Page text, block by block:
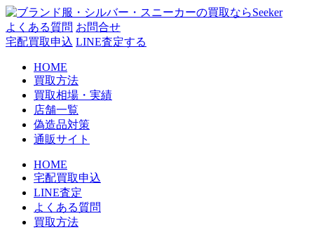
コ
ン
テ
よくある質問 お問合せ
宅配買取申込 LINE査定する
HOME
買取方法
買取相場・実績
店舗一覧
偽造品対策
通販サイト
HOME
宅配買取申込
LINE査定
よくある質問
買取方法